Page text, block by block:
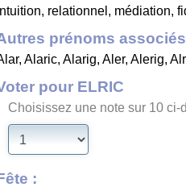
relationnel, médiation,
prénoms
, Alaric, Alarig, Aler, Alerig,
pour ELRIC
Choisissez une note sur 10 ci-
: